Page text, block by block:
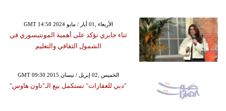
GMT 14:58 2024 الأربعاء ,01 أيار / مايو
ثناء جابري تؤكد على أهمية المونتيسوري في
الشمول الثقافي والتعليم
GMT 09:30 2015 الخميس ,02 إبريل / نيسان
"دبي للعقارات" تستكمل بيع الـ"تاون هاوس"